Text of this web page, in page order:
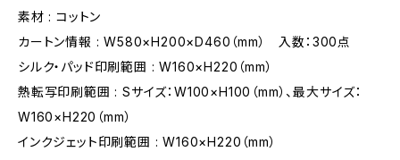
素材 : コットン
カートン情報 : W580×H200×D460（mm） 入数：300点
シルク・パッド印刷範囲 : W160×H220（mm）
熱転写印刷範囲 : Sサイズ：W100×H100（mm）、最大サイズ：
W160×H220（mm）
インクジェット印刷範囲 : W160×H220（mm）